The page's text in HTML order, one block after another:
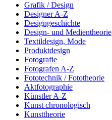
Grafik / Design
Designer A-Z
Designgeschichte
Design- und Medientheorie
Textildesign, Mode
Produktdesign
Fotografie
Fotografen A-Z
Fototechnik / Fototheorie
Aktfotographie
Künstler A-Z
Kunst chronologisch
Kunsttheorie